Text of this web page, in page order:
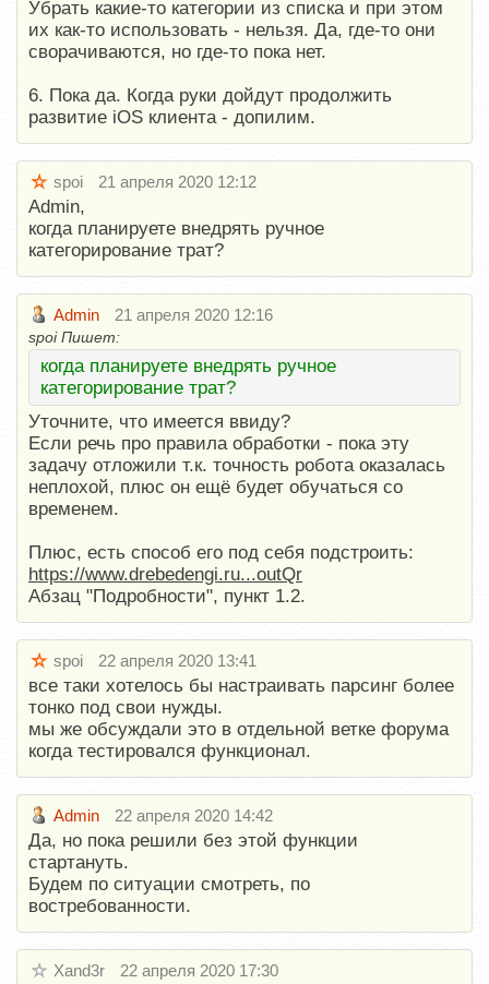
Убрать какие-то категории из списка и при этом
их как-то использовать - нельзя. Да, где-то они
сворачиваются, но где-то пока нет.
6. Пока да. Когда руки дойдут продолжить
развитие iOS клиента - допилим.
spoi 21 апреля 2020 12:12
Admin,
когда планируете внедрять ручное
категорирование трат?
Admin 21 апреля 2020 12:16
spoi Пишет:
когда планируете внедрять ручное
категорирование трат?
Уточните, что имеется ввиду?
Если речь про правила обработки - пока эту
задачу отложили т.к. точность робота оказалась
неплохой, плюс он ещё будет обучаться со
временем.
Плюс, есть способ его под себя подстроить:
https://www.drebedengi.ru...outQr
Абзац "Подробности", пункт 1.2.
spoi 22 апреля 2020 13:41
все таки хотелось бы настраивать парсинг более
тонко под свои нужды.
мы же обсуждали это в отдельной ветке форума
когда тестировался функционал.
Admin 22 апреля 2020 14:42
Да, но пока решили без этой функции
стартануть.
Будем по ситуации смотреть, по
востребованности.
Xand3r 22 апреля 2020 17:30